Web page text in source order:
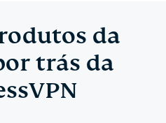
da
trás da